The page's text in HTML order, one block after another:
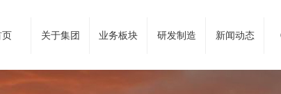
页 关于集团 业务板块 研发制造 新闻动态